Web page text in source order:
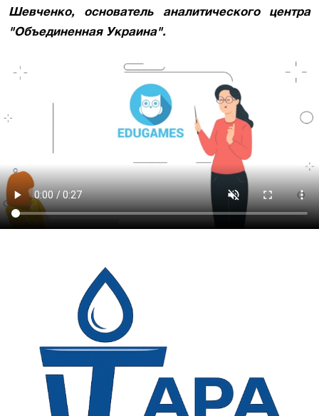
Шевченко, основатель аналитического центра
"Объединенная Украина".